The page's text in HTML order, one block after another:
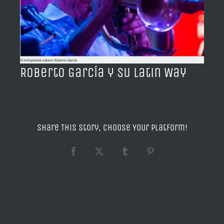
ACERCA DE
CONTACTO
Roberto García y su Latin Way
Share This Story, Choose Your Platform!
Facebook
X TumblrPinterest